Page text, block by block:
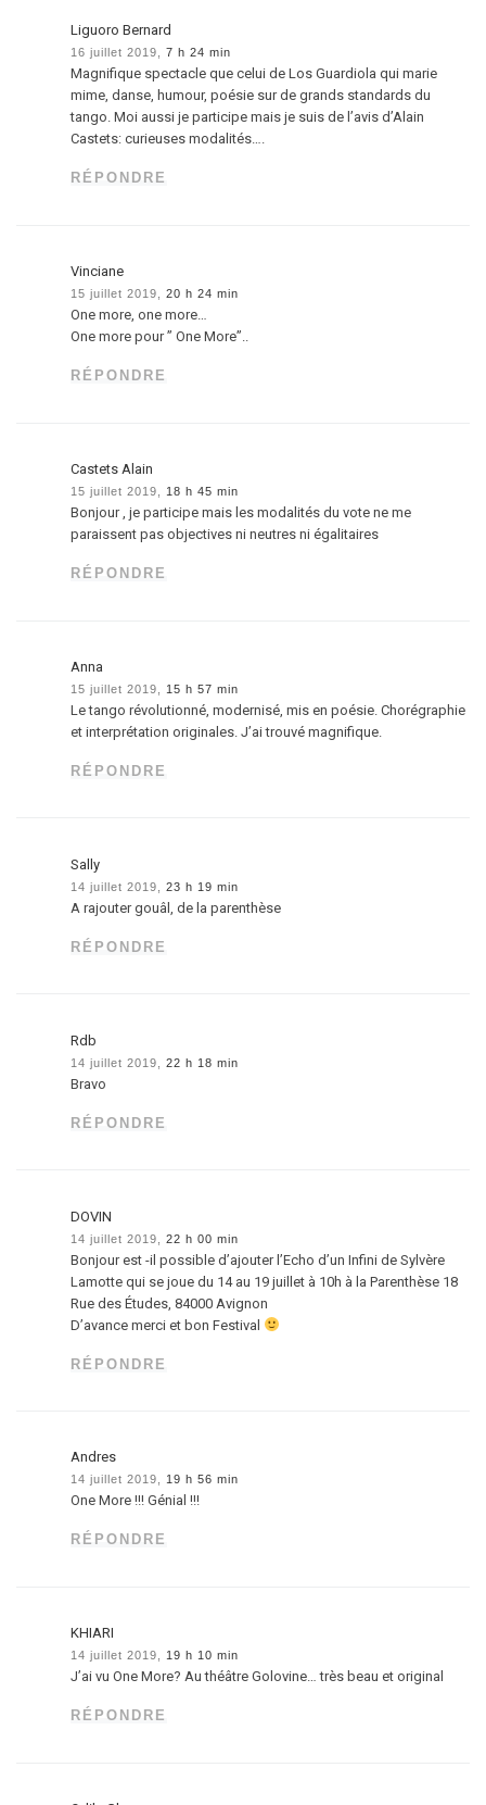
Liguoro Bernard
16 juillet 2019, 7 h 24 min
Magnifique spectacle que celui de Los Guardiola qui marie
mime, danse, humour, poésie sur de grands standards du
tango. Moi aussi je participe mais je suis de l’avis d’Alain
Castets: curieuses modalités….
RÉPONDRE
Vinciane
15 juillet 2019, 20 h 24 min
One more, one more…
One more pour ” One More”..
RÉPONDRE
Castets Alain
15 juillet 2019, 18 h 45 min
Bonjour , je participe mais les modalités du vote ne me
paraissent pas objectives ni neutres ni égalitaires
RÉPONDRE
Anna
15 juillet 2019, 15 h 57 min
Le tango révolutionné, modernisé, mis en poésie. Chorégraphie
et interprétation originales. J’ai trouvé magnifique.
RÉPONDRE
Sally
14 juillet 2019, 23 h 19 min
A rajouter gouâl, de la parenthèse
RÉPONDRE
Rdb
14 juillet 2019, 22 h 18 min
Bravo
RÉPONDRE
DOVIN
14 juillet 2019, 22 h 00 min
Bonjour est -il possible d’ajouter l’Echo d’un Infini de Sylvère
Lamotte qui se joue du 14 au 19 juillet à 10h à la Parenthèse 18
Rue des Études, 84000 Avignon
D’avance merci et bon Festival
RÉPONDRE
Andres
14 juillet 2019, 19 h 56 min
One More !!! Génial !!!
RÉPONDRE
KHIARI
14 juillet 2019, 19 h 10 min
J’ai vu One More? Au théâtre Golovine… très beau et original
RÉPONDRE